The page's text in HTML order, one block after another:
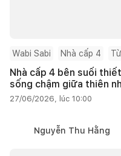
Wabi Sabi Nhà cấp 4
Nhà cấp 4 bên suối
sống chậm giữa thiên
27/06/2026, lúc 10:00
Nguyễn Thu Hằng